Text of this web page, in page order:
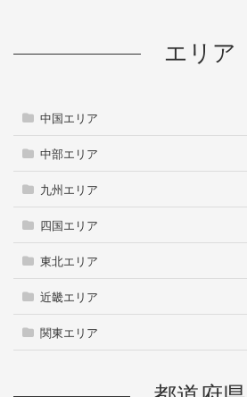
エリア
中国エリア
中部エリア
九州エリア
四国エリア
東北エリア
近畿エリア
関東エリア